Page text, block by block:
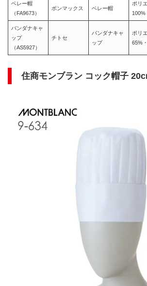
ベレー帽
（FA9673）
ボンマックス ベレー帽
ポリ
100%
バンダナキャ
ップ
（AS5927）
チトセ
バンダナキャ
ップ
ポリ
65%
住商モンブラン コック帽子